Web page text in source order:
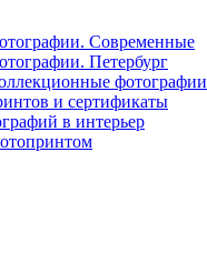
Современные
Петербург
фотографии
и сертификаты
в интерьер